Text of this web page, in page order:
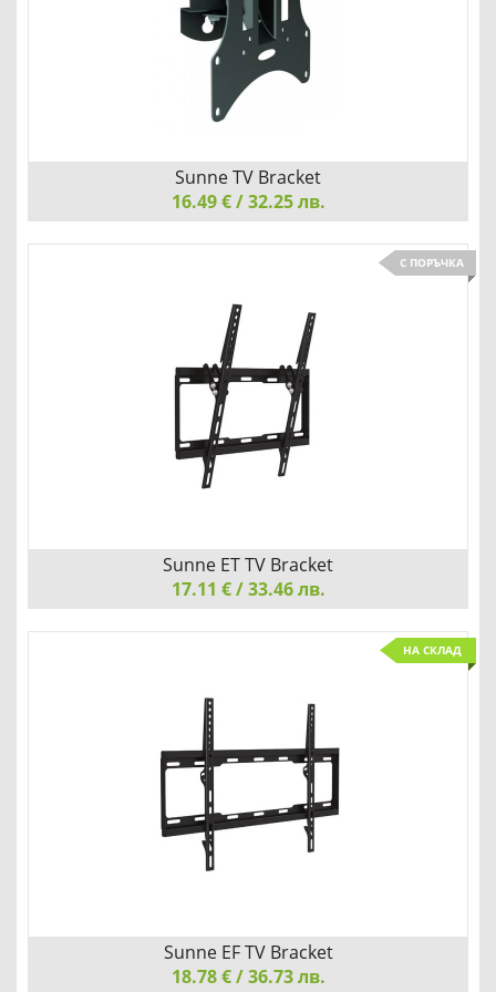
Sunne TV Bracket, LCD-A501K, 10"-32", max 30kg, Fix
Детайли
Sunne TV Bracket
16.49 € / 32.25 лв.
С ПОРЪЧКА
Sunne ET TV Bracket, 32"-55", max 35kg, max. VESA
НАЙ-УДОБНИЯ ЗА ВАС НАЧИН
Детайли
Sunne ET TV Bracket
17.11 € / 33.46 лв.
НА СКЛАД
Sunne EF TV Bracket
18.78 € / 36.73 лв.